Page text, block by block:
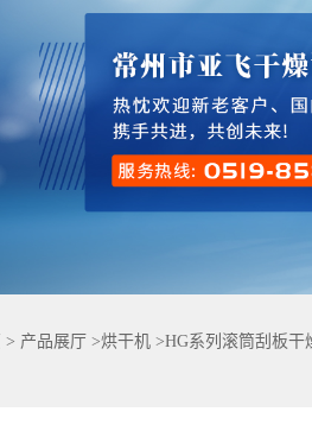
> 产品展厅 >烘干机 >HG系列滚筒刮板干